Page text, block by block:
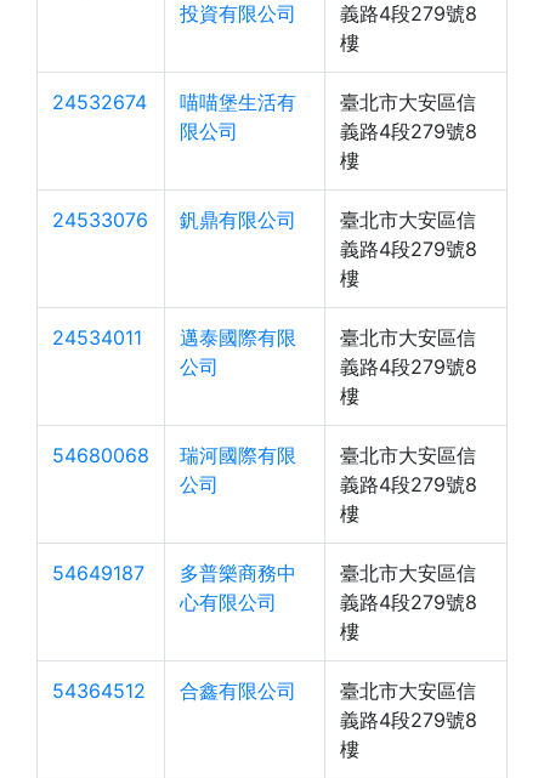
投資有限公司
義路4段279號8
樓
24532674
喵喵堡生活有
限公司
臺北市大安區信
義路4段279號8
樓
24533076 釩鼎有限公司
臺北市大安區信
義路4段279號8
樓
24534011
邁泰國際有限
公司
臺北市大安區信
義路4段279號8
樓
54680068
瑞河國際有限
公司
臺北市大安區信
義路4段279號8
樓
54649187
多普樂商務中
心有限公司
臺北市大安區信
義路4段279號8
樓
54364512 合鑫有限公司
臺北市大安區信
義路4段279號8
樓